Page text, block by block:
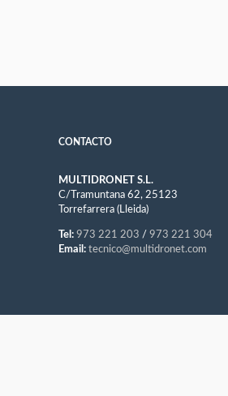
CONTACTO
MULTIDRONET S.L.
C/Tramuntana 62, 25123
Torrefarrera (Lleida)
Tel: 973 221 203 / 973 221 304
Email: tecnico@multidronet.com